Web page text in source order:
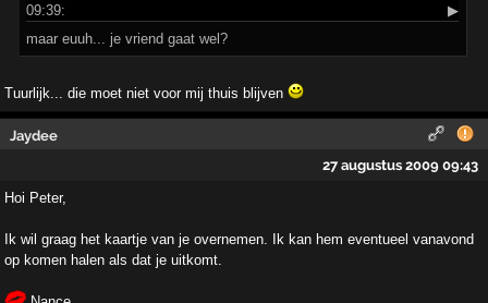
09:39:
▶
maar euuh... je vriend gaat wel?
Tuurlijk... die moet niet voor mij thuis blijven
Jaydee
27 augustus 2009 09:43
Hoi Peter,
Ik wil graag het kaartje van je overnemen. Ik kan hem eventueel vanavond
op komen halen als dat je uitkomt.